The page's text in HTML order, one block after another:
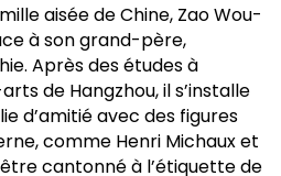
aisée de Chine, Zao Wou-
à son grand-père,
Après des études à
de Hangzhou, il s’installe
d’amitié avec des figures
comme Henri Michaux et
cantonné à l’étiquette de